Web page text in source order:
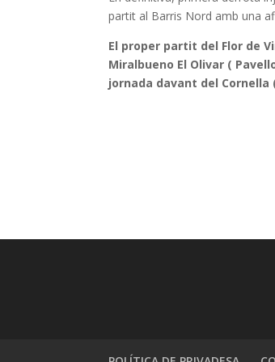
partit al Barris Nord amb una
El proper partit del Flor de
Miralbueno El Olivar (
jornada davant del Cornella